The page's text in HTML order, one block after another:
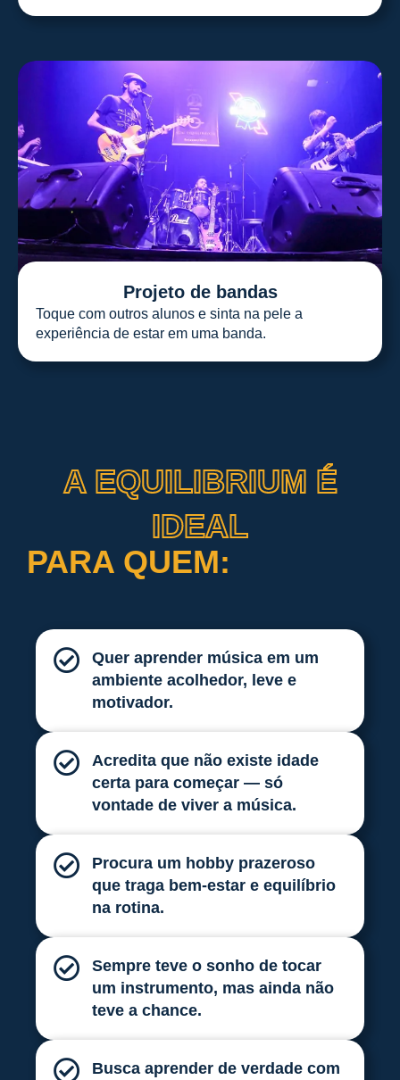
Projeto de bandas
Toque com outros alunos e sinta na pele a
experiência de estar em uma banda.
A EQUILIBRIUM É
IDEAL
PARA QUEM:
Quer aprender música em um
ambiente acolhedor, leve e
motivador.
Acredita que não existe idade
certa para começar — só
vontade de viver a música.
Procura um hobby prazeroso
que traga bem-estar e equilíbrio
na rotina.
Sempre teve o sonho de tocar
um instrumento, mas ainda não
teve a chance.
Busca aprender de verdade com